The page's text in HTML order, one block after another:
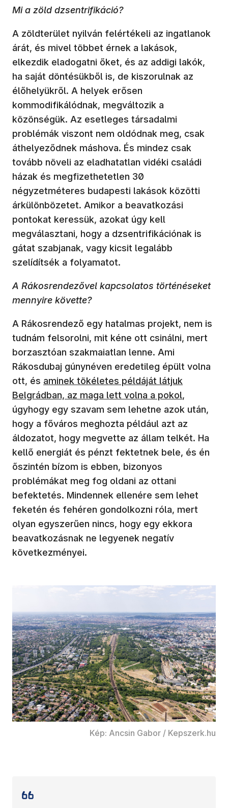
Mi a zöld dzsentrifikáció?
A zöldterület nyilván felértékeli az ingatlanok
árát, és mivel többet érnek a lakások,
elkezdik eladogatni őket, és az addigi lakók,
ha saját döntésükből is, de kiszorulnak az
élőhelyükről. A helyek erősen
kommodifikálódnak, megváltozik a
közönségük. Az esetleges társadalmi
problémák viszont nem oldódnak meg, csak
áthelyeződnek máshova. És mindez csak
tovább növeli az eladhatatlan vidéki családi
házak és megfizethetetlen 30
négyzetméteres budapesti lakások közötti
árkülönbözetet. Amikor a beavatkozási
pontokat keressük, azokat úgy kell
megválasztani, hogy a dzsentrifikációnak is
gátat szabjanak, vagy kicsit legalább
szelídítsék a folyamatot.
A Rákosrendezővel kapcsolatos történéseket
mennyire követte?
A Rákosrendező egy hatalmas projekt, nem is
tudnám felsorolni, mit kéne ott csinálni, mert
borzasztóan szakmaiatlan lenne. Ami
Rákosdubaj gúnynéven eredetileg épült volna
ott, és aminek tökéletes példáját látjuk
Belgrádban, az maga lett volna a pokol,
úgyhogy egy szavam sem lehetne azok után,
hogy a főváros meghozta például azt az
áldozatot, hogy megvette az állam telkét. Ha
kellő energiát és pénzt fektetnek bele, és én
őszintén bízom is ebben, bizonyos
problémákat meg fog oldani az ottani
befektetés. Mindennek ellenére sem lehet
feketén és fehéren gondolkozni róla, mert
olyan egyszerűen nincs, hogy egy ekkora
beavatkozásnak ne legyenek negatív
következményei.
Kép: Ancsin Gabor / Kepszerk.hu